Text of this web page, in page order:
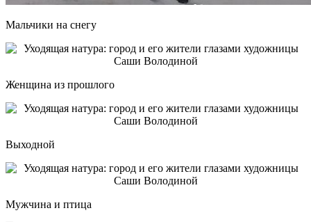
Мальчики на снегу
Женщина из прошлого
Выходной
Мужчина и птица